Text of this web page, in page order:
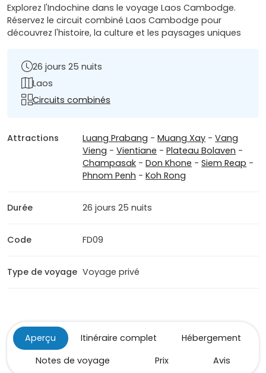
Explorez l'Indochine dans le voyage Laos Cambodge.
Réservez le circuit combiné Laos Cambodge pour
découvrez l'histoire, la culture et les paysages uniques
26 jours 25 nuits
Laos
Circuits combinés
Attractions Luang Prabang -Muang Xay -Vang
Vieng -Vientiane -Plateau Bolaven -
Champasak -Don Khone -Siem Reap -
Phnom Penh -Koh Rong
Durée 26 jours 25 nuits
Code FD09
Type de voyage Voyage privé
Aperçu Itinéraire complet
Hébergement
Notes de voyage
Prix Avis